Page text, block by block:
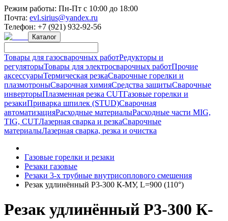
Режим работы: Пн-Пт с 10:00 до 18:00
Почта: evl.sirius@yandex.ru
Телефон: +7 (921) 932-92-56
Каталог
Товары для газосварочных работРедукторы и
регуляторыТовары для электросварочных работПрочие
аксессуарыТермическая резкаСварочные горелки и
плазмотроныСварочная химияСредства защитыСварочные
инверторыПлазменная резка CUTГазовые горелки и
резакиПриварка шпилек (STUD)Сварочная
автоматизацияРасходные материалыРасходные части MIG,
TIG, CUTЛазерная сварка и резкаСварочные
материалыЛазерная сварка, резка и очистка
Газовые горелки и резаки
Резаки газовые
Резаки 3-х трубные внутрисоплового смешения
Резак удлинённый Р3-300 К-МУ, L=900 (110°)
Резак удлинённый Р3-300 К-